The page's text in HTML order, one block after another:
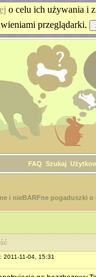
o celu ich używania i
przeglądarki.
FAQ Szukaj
i nieBARFne pogaduszki o
2011-11-04, 15:31